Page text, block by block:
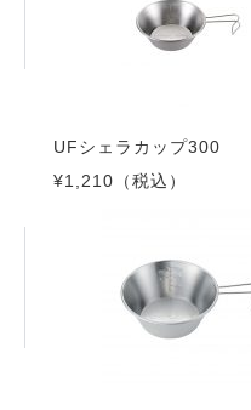
UFシェラカップ300
¥1,210 （税込）